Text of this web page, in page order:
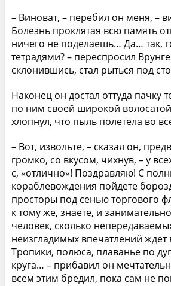
– Виноват, – перебил он меня, –
Болезнь проклятая всю память
ничего не поделаешь… Да… так,
тетрадями? – переспросил
склонившись, стал рыться под
Наконец он достал оттуда пачку
по ним своей широкой волосатой
хлопнул, что пыль полетела во
– Вот, извольте, – сказал он,
громко, со вкусом, чихнув, – у
с, «отлично»! Поздравляю! С
кораблевождения пойдете
просторы под сенью торгового
к тому же, знаете, и
человек, сколько
неизгладимых впечатлений ждет
Тропики, полюса, плаванье по
круга… – прибавил он
всем этим бредил, пока сам не